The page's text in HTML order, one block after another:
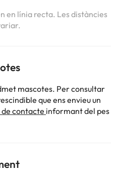
en línia recta. Les distàncies
mascotes. Per consultar
que ens envieu un
contacte informant del pes